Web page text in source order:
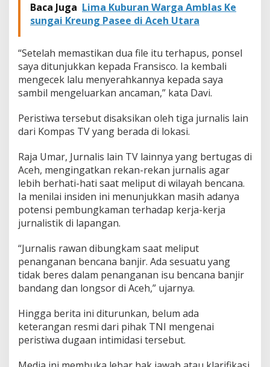
Baca Juga Lima Kuburan Warga Amblas Ke
sungai Kreung Pasee di Aceh Utara
“Setelah memastikan dua file itu terhapus, ponsel
saya ditunjukkan kepada Fransisco. Ia kembali
mengecek lalu menyerahkannya kepada saya
sambil mengeluarkan ancaman,” kata Davi.
Peristiwa tersebut disaksikan oleh tiga jurnalis lain
dari Kompas TV yang berada di lokasi.
Raja Umar, Jurnalis lain TV lainnya yang bertugas di
Aceh, mengingatkan rekan-rekan jurnalis agar
lebih berhati-hati saat meliput di wilayah bencana.
Ia menilai insiden ini menunjukkan masih adanya
potensi pembungkaman terhadap kerja-kerja
jurnalistik di lapangan.
“Jurnalis rawan dibungkam saat meliput
penanganan bencana banjir. Ada sesuatu yang
tidak beres dalam penanganan isu bencana banjir
bandang dan longsor di Aceh,” ujarnya.
Hingga berita ini diturunkan, belum ada
keterangan resmi dari pihak TNI mengenai
peristiwa dugaan intimidasi tersebut.